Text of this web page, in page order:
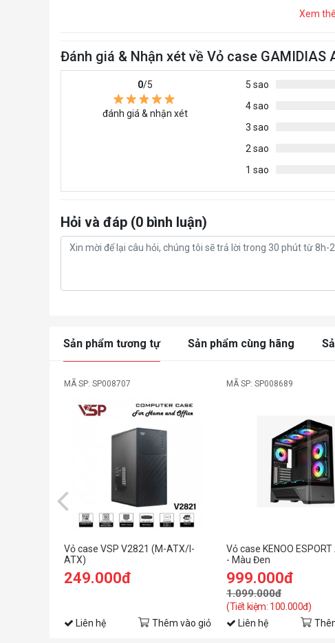
Xem
Đánh giá & Nhận xét về Vỏ case GAMIDIAS
0/5
đánh giá & nhận xét
5 sao
4 sao
3 sao
2 sao
1 sao
Hỏi và đáp (0 bình luận)
Sản phẩm tương tự Sản phẩm cùng hãng
MÃ SP: SP008707
Vỏ case VSP V2821 (M-ATX/I-
ATX)
249.000đ
Liên hệ Thêm vào giỏ
MÃ SP: SP008689
Vỏ case KENOO
- Màu Đen
999.000đ
1.099.000đ
(Tiết kiệm: 100.000đ)
Liên hệ